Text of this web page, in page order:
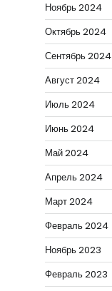
Ноябрь 2024
Октябрь 2024
Сентябрь 2024
Август 2024
Июль 2024
Июнь 2024
Май 2024
Апрель 2024
Март 2024
Февраль 2024
Ноябрь 2023
Февраль 2023